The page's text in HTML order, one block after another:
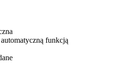
funkcją